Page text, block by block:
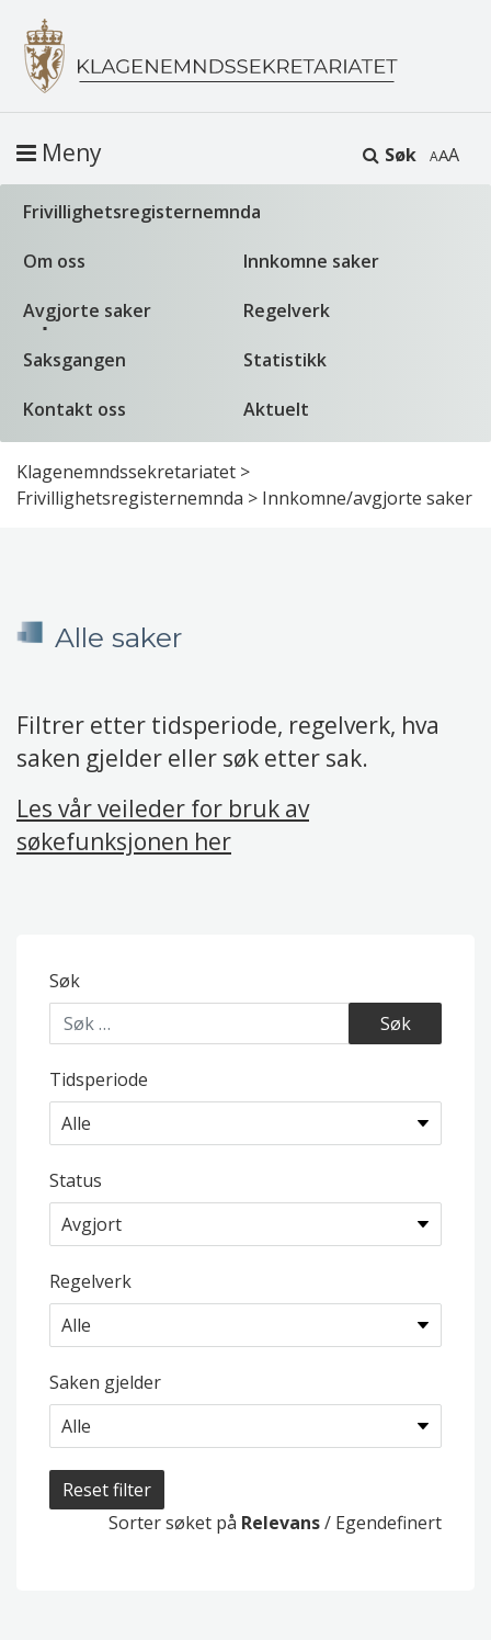
Søk A
Meny
Frivillighetsregisternemnda
Om oss Innkomne saker
Avgjorte saker Regelverk
Saksgangen Statistikk
Kontakt oss Aktuelt
Klagenemndssekretariatet >
Frivillighetsregisternemnda > Innkomne/avgjorte saker
Alle saker
Filtrer etter tidsperiode, regelverk, hva
saken gjelder eller søk etter sak.
Les vår veileder for bruk av
søkefunksjonen her
Søk
Tidsperiode
Status
Regelverk
Saken gjelder
Reset filter
Sorter søket på Relevans/ Egendefinert